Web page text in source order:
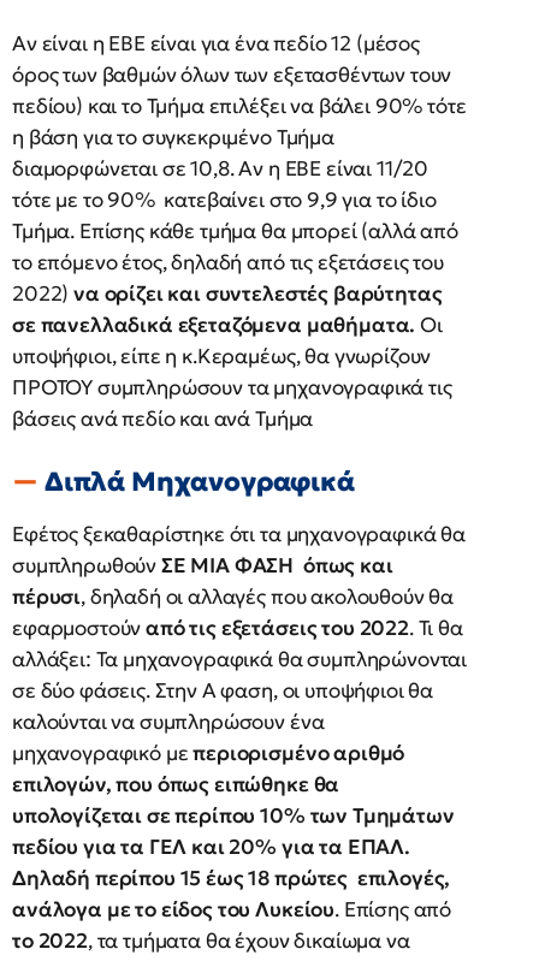
Αν είναι η ΕΒΕ είναι για ένα πεδίο 12 (μέσος
όρος των βαθμών όλων των εξετασθέντων τουν
πεδίου) και το Τμήμα επιλέξει να βάλει 90% τότε
η βάση για το συγκεκριμένο Τμήμα
διαμορφώνεται σε 10,8. Αν η ΕΒΕ είναι 11/20
τότε με το 90% κατεβαίνει στο 9,9 για το ίδιο
Τμήμα. Επίσης κάθε τμήμα θα μπορεί (αλλά από
το επόμενο έτος, δηλαδή από τις εξετάσεις του
2022) να ορίζει και συντελεστές βαρύτητας
σε πανελλαδικά εξεταζόμενα μαθήματα. Οι
υποψήφιοι, είπε η κ.Κεραμέως, θα γνωρίζουν
ΠΡΟΤΟΥ συμπληρώσουν τα μηχανογραφικά τις
βάσεις ανά πεδίο και ανά Τμήμα
Διπλά Μηχανογραφικά
Εφέτος ξεκαθαρίστηκε ότι τα μηχανογραφικά θα
συμπληρωθούνΣΕ ΜΙΑ ΦΑΣΗ όπως και
πέρυσι, δηλαδή οι αλλαγές που ακολουθούν θα
εφαρμοστούναπό τις εξετάσεις του 2022. Τι θα
αλλάξει: Τα μηχανογραφικά θα συμπληρώνονται
σε δύο φάσεις. Στην Α φαση, οι υποψήφιοι θα
καλούνται να συμπληρώσουν ένα
μηχανογραφικό μεπεριορισμένο αριθμό
επιλογών, που όπως ειπώθηκε θα
υπολογίζεται σε περίπου 10% των Τμημάτων
πεδίου για τα ΓΕΛ και 20% για τα ΕΠΑΛ.
Δηλαδή περίπου 15 έως 18 πρώτες επιλογές,
ανάλογα με το είδος του Λυκείου. Επίσης από
το 2022, τα τμήματα θα έχουν δικαίωμα να